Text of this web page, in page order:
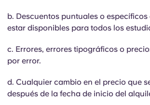
b. Descuentos puntuales o específicos
estar disponibles para todos los
c. Errores, errores tipográficos o
por error.
d. Cualquier cambio en el precio que
después de la fecha de inicio del